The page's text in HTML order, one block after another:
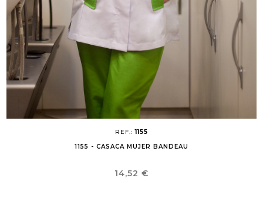
REF.:1155
1155 - CASACA MUJER BANDEAU
Precio
14,52 €